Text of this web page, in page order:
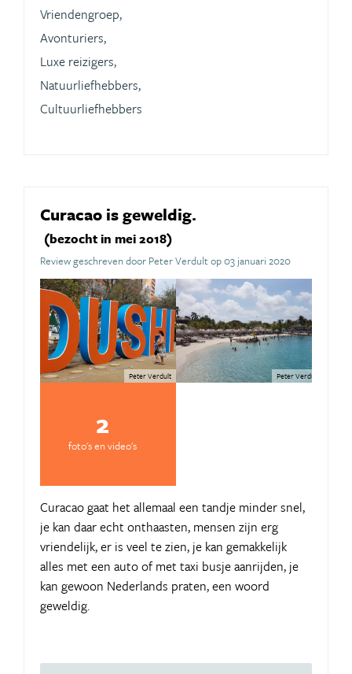
Vriendengroep,
Avonturiers,
Luxe reizigers,
Natuurliefhebbers,
Cultuurliefhebbers
Curacao is geweldig.
(bezocht in mei 2018)
Review geschreven door Peter Verdult op 03 januari 2020
Peter Verdult Peter Verdult
2
foto's en video's
Curacao gaat het allemaal een tandje minder snel,
je kan daar echt onthaasten, mensen zijn erg
vriendelijk, er is veel te zien, je kan gemakkelijk
alles met een auto of met taxi busje aanrijden, je
kan gewoon Nederlands praten, een woord
geweldig.